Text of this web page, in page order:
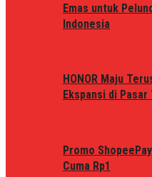
Emas untuk
Indonesia
HONOR Maju
Ekspansi di Pasar
Promo
Cuma Rp1